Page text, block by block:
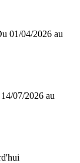
01/04/2026 au
07/2026 au